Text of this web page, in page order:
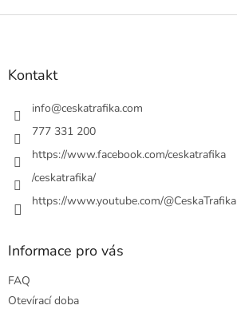
l
k
ý
Z
Kontakt
info@ceskatrafika.com
777 331 200
https://www.facebook.com/ceskatrafika
/ceskatrafika/
https://www.youtube.com/@CeskaTrafika
Informace pro vás
FAQ
Otevírací doba